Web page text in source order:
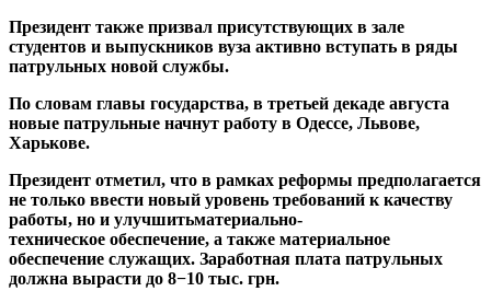
Президент также призвал присутствующих в зале
студентов и выпускников вуза активно вступать в ряды
патрульных новой службы.
По словам главы государства, в третьей декаде августа
новые патрульные начнут работу в Одессе, Львове,
Харькове.
Президент отметил, что в рамках реформы предполагается
не только ввести новый уровень требований к качеству
работы, но и улучшитьматериально-
техническое обеспечение, а также материальное
обеспечение служащих. Заработная плата патрульных
должна вырасти до 8−10 тыс. грн.